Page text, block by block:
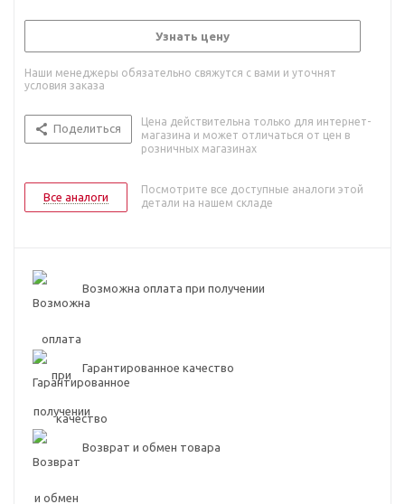
Узнать цену
Наши менеджеры обязательно свяжутся с вами и уточнят
условия заказа
Поделиться
Цена действительна только для интернет-
магазина и может отличаться от цен в
розничных магазинах
Все аналоги
Посмотрите все доступные аналоги этой
детали на нашем складе
Возможна оплата при получении
Гарантированное качество
Возврат и обмен товара